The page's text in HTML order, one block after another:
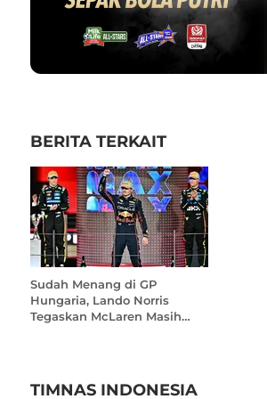
BERITA TERKAIT
Sudah Menang di GP
Hungaria, Lando Norris
Tegaskan McLaren Masih
TIMNAS INDONESIA